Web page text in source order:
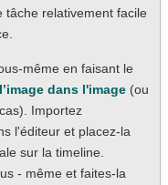
tâche relativement facile
même en faisant le
l’image dans l'image (ou
Importez
l'éditeur et placez-la
sur la timeline.
- même et faites-la